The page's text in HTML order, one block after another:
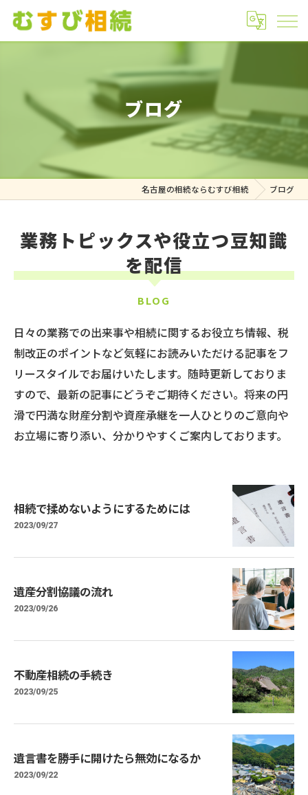
ブログ
名古屋の相続ならむすび相続 ブログ
業務トピックスや役立つ豆知識
を配信
BLOG
日々の業務での出来事や相続に関するお役立ち情報、税
制改正のポイントなど気軽にお読みいただける記事をフ
リースタイルでお届けいたします。随時更新しておりま
すので、最新の記事にどうぞご期待ください。将来の円
滑で円満な財産分割や資産承継を一人ひとりのご意向や
お立場に寄り添い、分かりやすくご案内しております。
相続で揉めないようにするためには
2023/09/27
遺産分割協議の流れ
2023/09/26
不動産相続の手続き
2023/09/25
遺言書を勝手に開けたら無効になるか
2023/09/22